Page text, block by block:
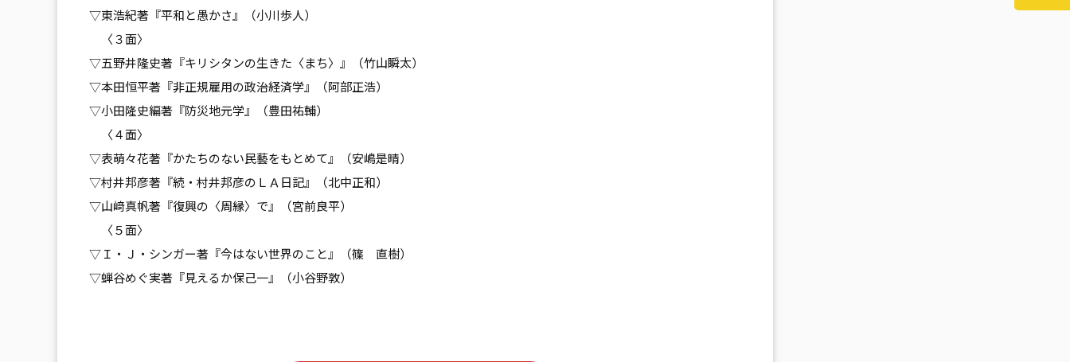
▽東浩紀著『平和と愚かさ』（小川歩人）
〈３面〉
▽五野井隆史著『キリシタンの生きた〈まち〉』（竹山瞬太）
▽本田恒平著『非正規雇用の政治経済学』（阿部正浩）
▽小田隆史編著『防災地元学』（豊田祐輔）
〈４面〉
▽表萌々花著『かたちのない民藝をもとめて』（安嶋是晴）
▽村井邦彦著『続・村井邦彦のＬＡ日記』（北中正和）
▽山﨑真帆著『復興の〈周縁〉で』（宮前良平）
〈５面〉
▽Ｉ・Ｊ・シンガー著『今はない世界のこと』（篠 直樹）
▽蝉谷めぐ実著『見えるか保己一』（小谷野敦）